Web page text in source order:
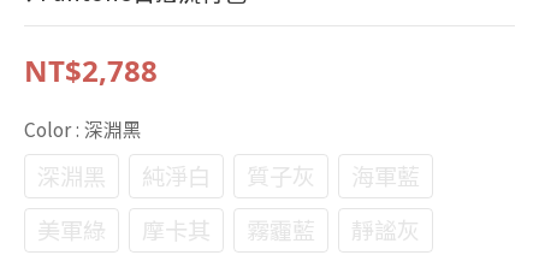
NT$2,788
Color: 深淵黑
深淵黑 純淨白 質子灰
海軍藍
美軍綠
摩卡其 霧霾藍 靜謐灰